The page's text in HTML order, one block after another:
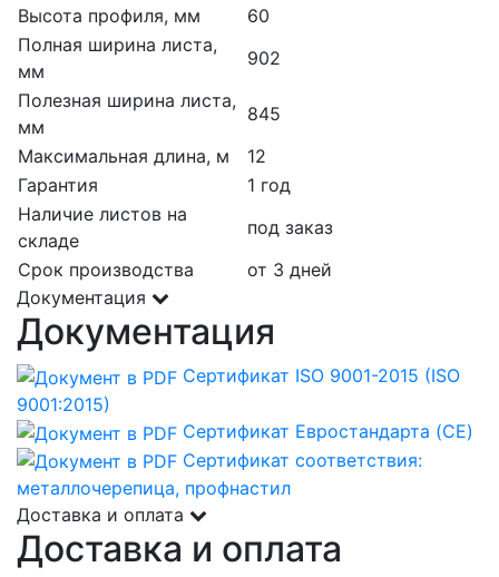
Высота профиля, мм
60
Полная ширина листа,
мм
902
Полезная ширина листа,
мм
845
Максимальная длина, м
12
Гарантия
1 год
Наличие листов на
складе
под заказ
Срок производства
от 3 дней
Документация
Документация
Сертификат ISO 9001-2015 (ISO
9001:2015)
Сертификат Евростандарта (CE)
Сертификат соответствия:
металлочерепица, профнастил
Доставка и оплата
Доставка и оплата